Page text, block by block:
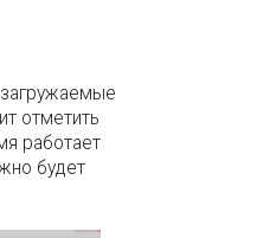
отметить
работает
будет